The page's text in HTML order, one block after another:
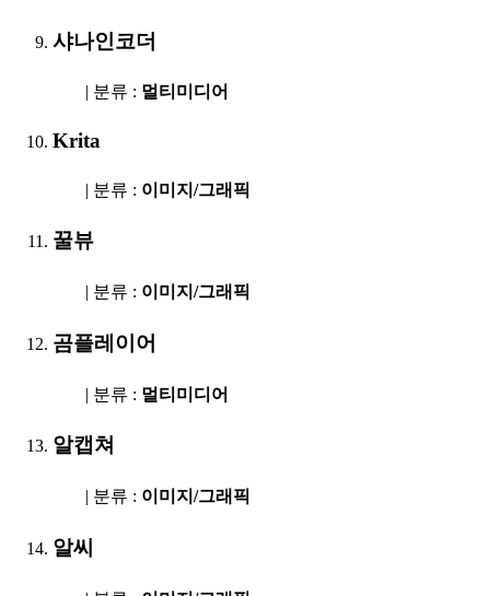
샤나인코더
| 분류 : 멀티미디어
Krita
| 분류 : 이미지/그래픽
꿀뷰
| 분류 : 이미지/그래픽
곰플레이어
| 분류 : 멀티미디어
알캡쳐
| 분류 : 이미지/그래픽
알씨